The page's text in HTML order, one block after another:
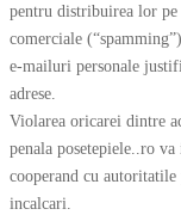
pentru distribuirea lor
comerciale
e-mailuri personale
adrese.
Violarea oricarei dintre
penala posetepiele..ro
cooperand cu
incalcari.